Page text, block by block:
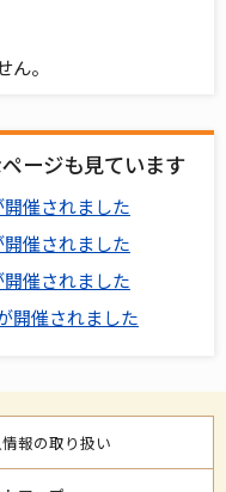
。
ージも見ています
催されました
催されました
催されました
開催されました
報の取り扱い